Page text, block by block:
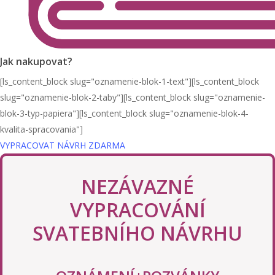
Jak nakupovat?
[ls_content_block slug="oznamenie-blok-1-text"][ls_content_block
slug="oznamenie-blok-2-taby"][ls_content_block slug="oznamenie-
blok-3-typ-papiera"][ls_content_block slug="oznamenie-blok-4-
kvalita-spracovania"]
VYPRACOVAT NÁVRH ZDARMA
NEZÁVAZNÉ
VYPRACOVÁNÍ
SVATEBNÍHO NÁVRHU